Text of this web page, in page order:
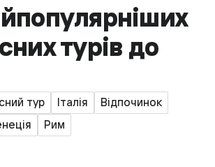
турів до
тур Італія
Відпочинок
Рим